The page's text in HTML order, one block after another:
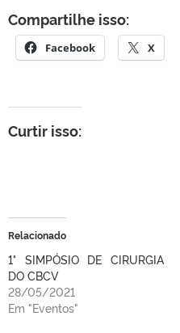
Compartilhe isso:
Facebook X
Curtir isso:
Relacionado
1° SIMPÓSIO DE CIRURGIA
DO CBCV
28/05/2021
Em "Eventos"